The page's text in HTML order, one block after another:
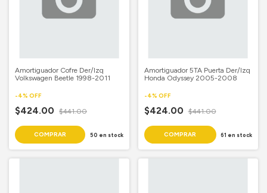
Amortiguador Cofre Der/Izq
Volkswagen Beetle 1998-2011
-4% OFF
$424.00 $441.00
50 en stock
Amortiguador 5TA Puerta Der/Izq
Honda Odyssey 2005-2008
-4% OFF
$424.00 $441.00
61 en stock